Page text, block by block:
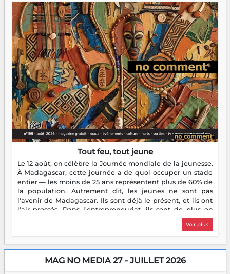
Tout feu, tout jeune
Le 12 août, on célèbre la Journée mondiale de la jeunesse.
À Madagascar, cette journée a de quoi occuper un stade
entier — les moins de 25 ans représentent plus de 60% de
la population. Autrement dit, les jeunes ne sont pas
l'avenir de Madagascar. Ils sont déjà le présent, et ils ont
l'air pressés. Dans l'entrepreneuriat, ils sont de plus en
plus nombreux à se lancer, à créer, à risquer — souvent
sans filet, souvent sans aide, mais toujours avec cette
dorment vraiment la nuit. En culture, les nouvelles sont
encore meilleures. Aina Rasamoelina vient de décrocher le
Prix RFI Instrumental Afrique. Miangaly Elia rafle le Prix
Voir plus
MAG NO MEDIA 27 - JUILLET 2026